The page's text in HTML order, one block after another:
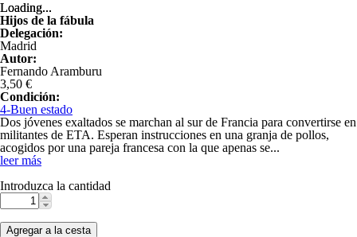
Loading...
Loading...
Hijos de la fábula
Delegación:
Madrid
Autor:
Fernando Aramburu
3,50 €
Condición:
4-Buen estado
Dos jóvenes exaltados se marchan al sur de Francia para convertirse en
militantes de ETA. Esperan instrucciones en una granja de pollos,
acogidos por una pareja francesa con la que apenas se...
leer más
Introduzca la cantidad